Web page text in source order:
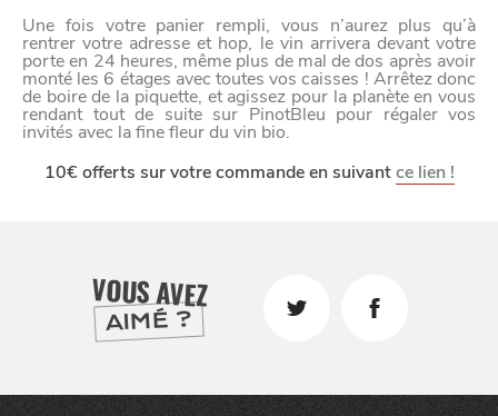
Une fois votre panier rempli, vous n’aurez plus qu’à
rentrer votre adresse et hop, le vin arrivera devant votre
porte en 24 heures, même plus de mal de dos après avoir
monté les 6 étages avec toutes vos caisses ! Arrêtez donc
de boire de la piquette, et agissez pour la planète en vous
rendant tout de suite sur PinotBleu pour régaler vos
invités avec la fine fleur du vin bio.
10€ offerts sur votre commande en suivantce lien !
VOUS AVEZ
AIMÉ ?
VIVRE
dans
le NORD